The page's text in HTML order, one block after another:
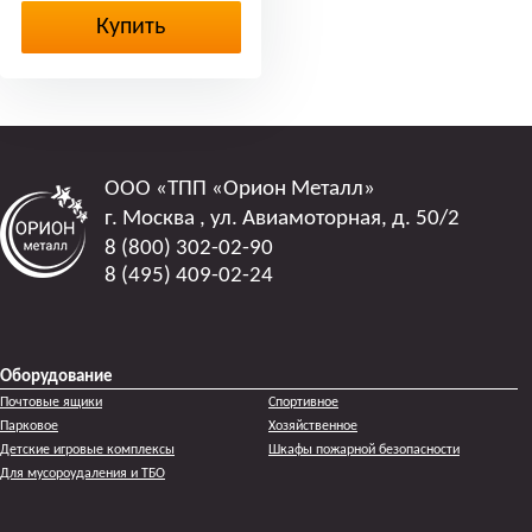
Купить
ООО «ТПП «Орион Металл»
г. Москва , ул. Авиамоторная, д. 50/2
8 (800) 302-02-90
8 (495) 409-02-24
Оборудование
Почтовые ящики
Парковое
Детские игровые комплексы
Для мусороудаления и ТБО
Спортивное
Хозяйственное
Шкафы пожарной безопасности